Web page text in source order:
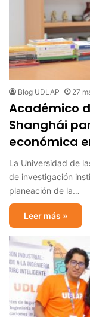
Blog UDLAP 27
Académico
Shanghái
económica
La Universidad de
de investigación
planeación de la…
Leer más »